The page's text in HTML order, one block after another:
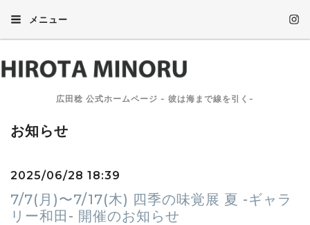
メニュー
広田稔 公式ホームページ - 彼は海まで線を引く-
お知らせ
2025/06/28 18:39
7/7(月)〜7/17(木) 四季の味覚展 夏 -ギャラ
リー和田- 開催のお知らせ